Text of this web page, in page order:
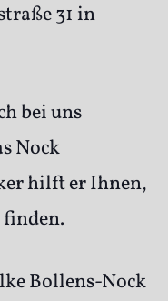
31 in
bei uns
Nock
hilft er Ihnen,
finden.
Bollens-Nock